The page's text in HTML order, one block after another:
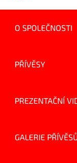
O SPOLEČNOSTI
PŘÍVĚSY
PREZENTAČNÍ
GALERIE